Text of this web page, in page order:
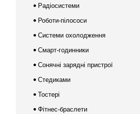
Радіосистеми
Роботи-пілососи
Системи охолодження
Смарт-годинники
Сонячні зарядні пристрої
Стедиками
Тостері
Фітнес-браслети